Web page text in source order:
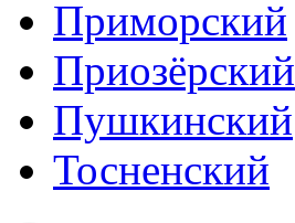
Приморский
Приозёрский
Пушкинский
Тосненский